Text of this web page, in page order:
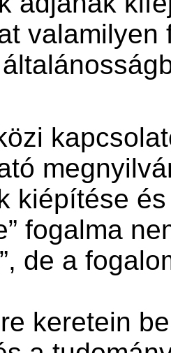
kiépítése
fogalma
de a
keretein